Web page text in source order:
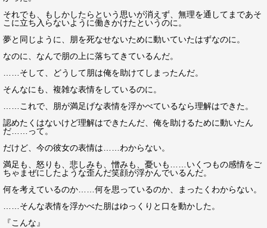
それでも、もしかしたらという思いが消えず、無理を通してまであそ
こに立ち入らないように働きかけたというのに。
夢と同じように、朋を死なせないために動いていたはずなのに。
なのに、なんで朋の上に落ちてきているんだ。
……そして、どうして朋は俺を助けてしまったんだ。
そんなにも、複雑な表情をしているのに。
……これで、朋が満足げな表情を浮かべているなら理解はできた。
認めたくはないけど理解はできたんだ、俺を助けるために動いたん
だ……って。
だけど、今の彼女の表情は……わからない。
満足も、怒りも、悲しみも、憎みも、憂いも……いくつもの感情をご
ちゃまぜにしたような歪んだ笑顔が浮かんでいるんだ。
何を考えているのか……何を思っているのか、まったくわからない。
……そんな表情を浮かべた朋はゆっくりと口を動かした。
『こんな』